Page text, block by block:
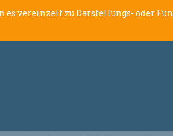
es vereinzelt zu Darstellungs- oder